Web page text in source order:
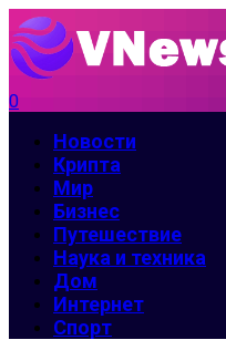
0
Новости
Крипта
Мир
Бизнес
Путешествие
Наука и техника
Дом
Интернет
Спорт